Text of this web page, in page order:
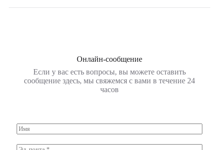
Онлайн-сообщение
Если у вас есть вопросы, вы можете оставить
сообщение здесь, мы свяжемся с вами в течение 24
часов